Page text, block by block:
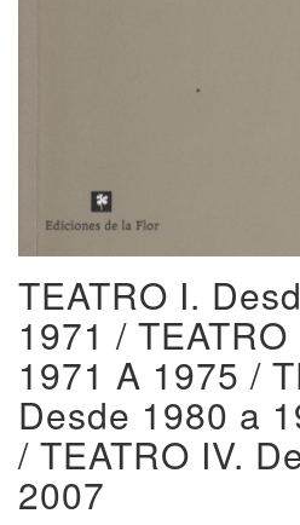
TEATRO I.
1971 /
1971 A 1975 /
Desde 1980 a
/ TEATRO IV.
2007